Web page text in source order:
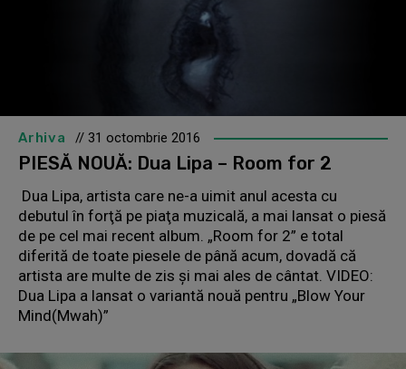
Arhiva // 31 octombrie 2016
PIESĂ NOUĂ: Dua Lipa – Room for 2
Dua Lipa, artista care ne-a uimit anul acesta cu
debutul în forţă pe piaţa muzicală, a mai lansat o piesă
de pe cel mai recent album. „Room for 2” e total
diferită de toate piesele de până acum, dovadă că
artista are multe de zis şi mai ales de cântat. VIDEO:
Dua Lipa a lansat o variantă nouă pentru „Blow Your
Mind(Mwah)”